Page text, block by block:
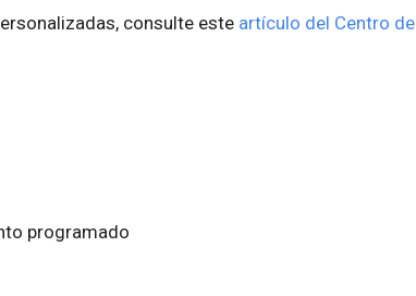
consulte este artículo del Centro de
programado